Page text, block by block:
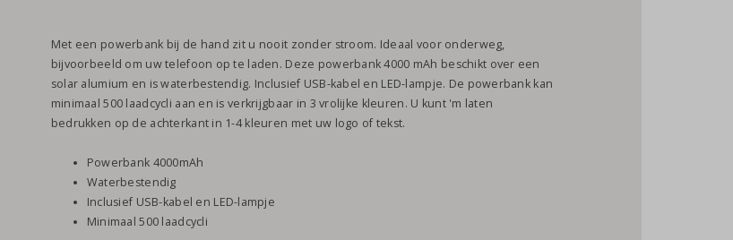
Met een powerbank bij de hand zit u nooit zonder stroom. Ideaal voor onderweg,
bijvoorbeeld om uw telefoon op te laden. Deze powerbank 4000 mAh beschikt over een
solar alumium en is waterbestendig. Inclusief USB-kabel en LED-lampje. De powerbank kan
minimaal 500 laadcycli aan en is verkrijgbaar in 3 vrolijke kleuren. U kunt 'm laten
bedrukken op de achterkant in 1-4 kleuren met uw logo of tekst.
Powerbank 4000mAh
Waterbestendig
Inclusief USB-kabel en LED-lampje
Minimaal 500 laadcycli